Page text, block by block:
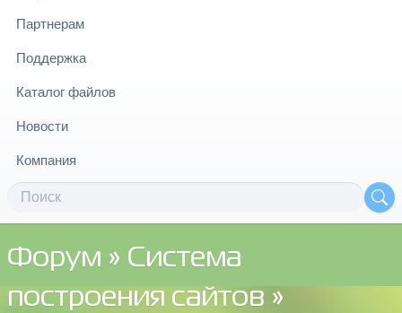
Партнерам
Поддержка
Каталог файлов
Новости
Компания
Форум » Система
построения сайтов »